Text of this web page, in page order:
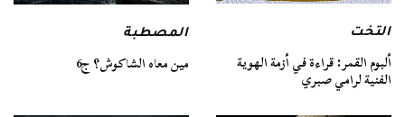
التخت
ألبوم القمر: قراءة في أزمة الهوية
الفنية لرامي صبري
المصطبة
مين معاه الشاكوش؟ ج6